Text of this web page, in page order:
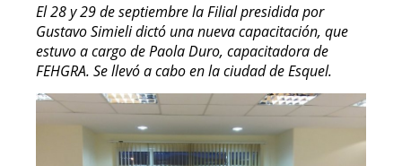
El 28 y 29 de septiembre la Filial presidida por
Gustavo Simieli dictó una nueva capacitación, que
estuvo a cargo de Paola Duro, capacitadora de
FEHGRA. Se llevó a cabo en la ciudad de Esquel.